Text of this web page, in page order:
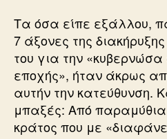
Τα όσα είπε εξάλλου,
7 άξονες της
του για την
εποχής», ήταν άκρως
αυτήν την κατεύθυνση.
μπαξές: Από
κράτος που με